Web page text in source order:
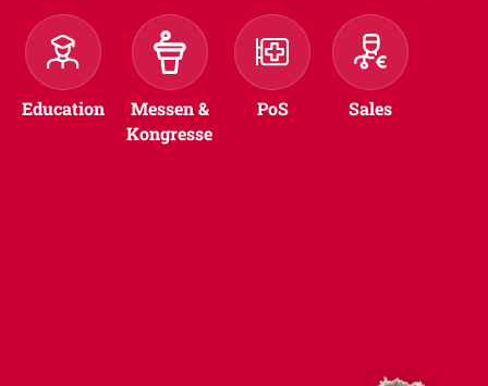
Education
Messen &
Kongresse
PoS Sales